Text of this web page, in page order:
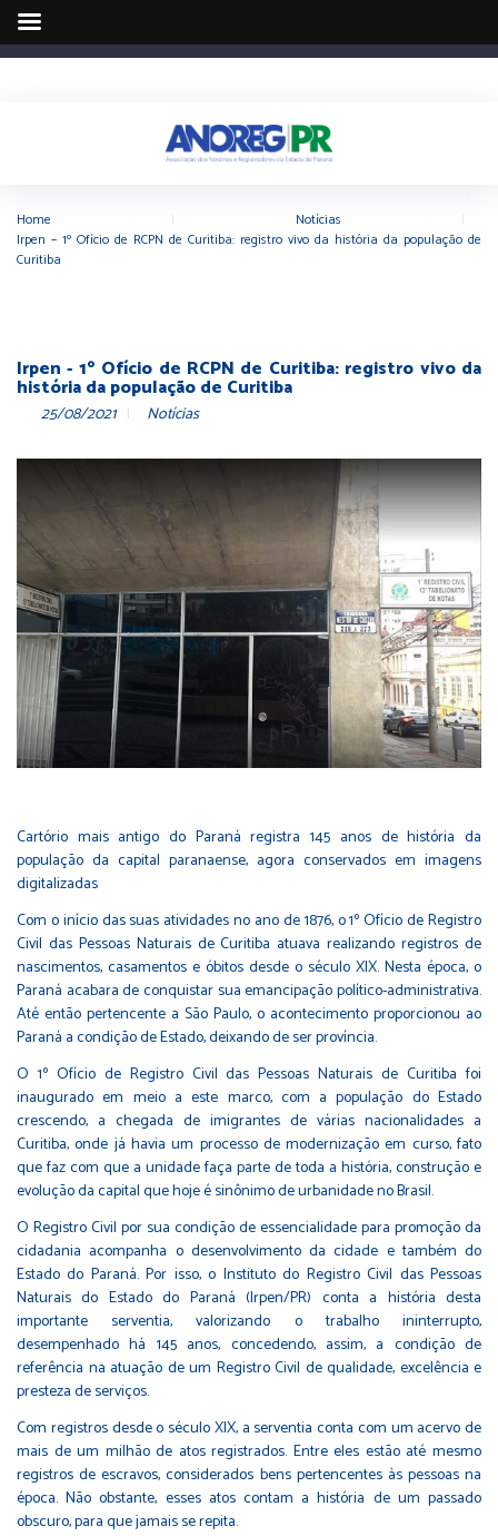
Home Notícias
Irpen – 1º Ofício de RCPN de Curitiba: registro vivo da história da população de
Curitiba
Irpen - 1º Ofício de RCPN de Curitiba: registro vivo da
história da população de Curitiba
25/08/2021 Notícias
Cartório mais antigo do Paraná registra 145 anos de história da
população da capital paranaense, agora conservados em imagens
digitalizadas
Com o início das suas atividades no ano de 1876, o 1º Ofício de Registro
Civil das Pessoas Naturais de Curitiba atuava realizando registros de
nascimentos, casamentos e óbitos desde o século XIX. Nesta época, o
Paraná acabara de conquistar sua emancipação político-administrativa.
Até então pertencente a São Paulo, o acontecimento proporcionou ao
Paraná a condição de Estado, deixando de ser província.
O 1º Ofício de Registro Civil das Pessoas Naturais de Curitiba foi
inaugurado em meio a este marco, com a população do Estado
crescendo, a chegada de imigrantes de várias nacionalidades a
Curitiba, onde já havia um processo de modernização em curso, fato
que faz com que a unidade faça parte de toda a história, construção e
evolução da capital que hoje é sinônimo de urbanidade no Brasil.
O Registro Civil por sua condição de essencialidade para promoção da
cidadania acompanha o desenvolvimento da cidade e também do
Estado do Paraná. Por isso, o Instituto do Registro Civil das Pessoas
Naturais do Estado do Paraná (Irpen/PR) conta a história desta
importante serventia, valorizando o trabalho ininterrupto,
desempenhado há 145 anos, concedendo, assim, a condição de
referência na atuação de um Registro Civil de qualidade, excelência e
presteza de serviços.
Com registros desde o século XIX, a serventia conta com um acervo de
mais de um milhão de atos registrados. Entre eles estão até mesmo
registros de escravos, considerados bens pertencentes às pessoas na
época. Não obstante, esses atos contam a história de um passado
obscuro, para que jamais se repita.